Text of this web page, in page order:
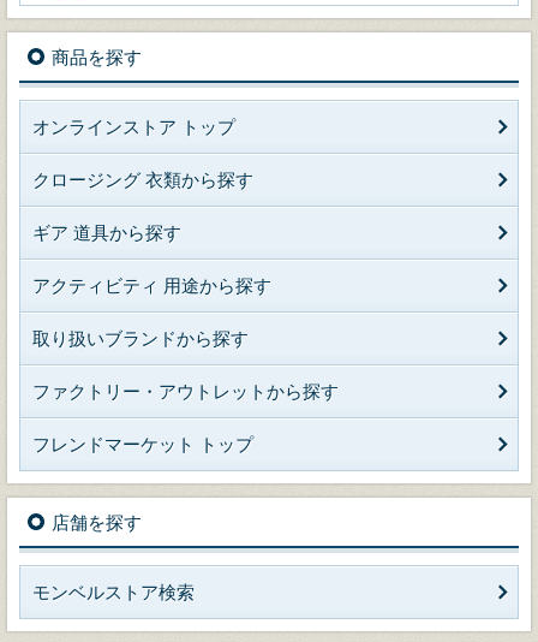
商品を探す
オンラインストア トップ
クロージング 衣類から探す
ギア 道具から探す
アクティビティ 用途から探す
取り扱いブランドから探す
ファクトリー・アウトレットから探す
フレンドマーケット トップ
店舗を探す
モンベルストア検索